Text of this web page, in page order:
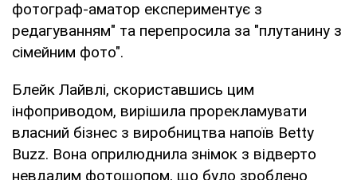
фотограф-аматор експериментує з
редагуванням" та перепросила за "плутанину з
сімейним фото".
Блейк Лайвлі, скориставшись цим
інфоприводом, вирішила прорекламувати
власний бізнес з виробництва напоїв Betty
Buzz. Вона оприлюднила знімок з відверто
невдалим фотошопом, що було зроблено